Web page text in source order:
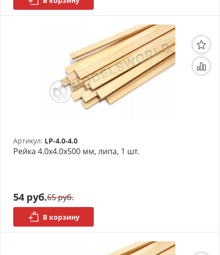
Артикул: LP-4.0-4.0
Рейка 4.0х4.0x500 мм, липа, 1 шт.
54 руб.65 руб.
В корзину